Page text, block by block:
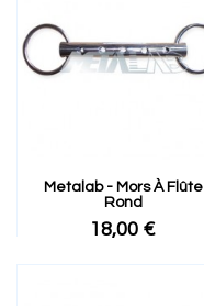
Metalab - Mors À Flûte
Rond
18,00 €